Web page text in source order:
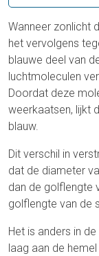
Wanneer zonlicht
het vervolgens
blauwe deel van
luchtmoleculen
Doordat deze
weerkaatsen, lijkt
blauw.
Dit verschil in
dat de diameter
dan de golflengte
golflengte van de
Het is anders in
laag aan de